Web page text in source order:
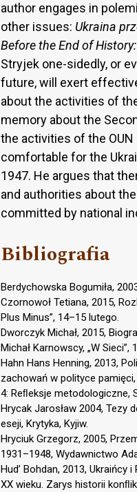
author engages in
other issues: Ukraina
Before the End of
Stryjek one-sidedly, or
future, will exert
about the activities of
memory about the
the activities of the
comfortable for the
1947. He argues that
and authorities about
committed by national
Bibliografia
Berdychowska Bogumiła,
Czornowoł Tetiana, 2015,
Plus Minus”, 14–15 lutego.
Dworczyk Michał, 2015,
Michał Karnowscy, „W Sieci”,
Hahn Hans Henning, 2013,
zachowań w polityce
4: Reﬂeksje metodologiczne,
Hrycak Jarosław 2004, Tezy
eseji, Krytyka, Kyjiw.
Hryciuk Grzegorz, 2005,
1931–1948, Wydawnictwo
Hud’ Bohdan, 2013, Ukraińcy
XX wieku. Zarys historii